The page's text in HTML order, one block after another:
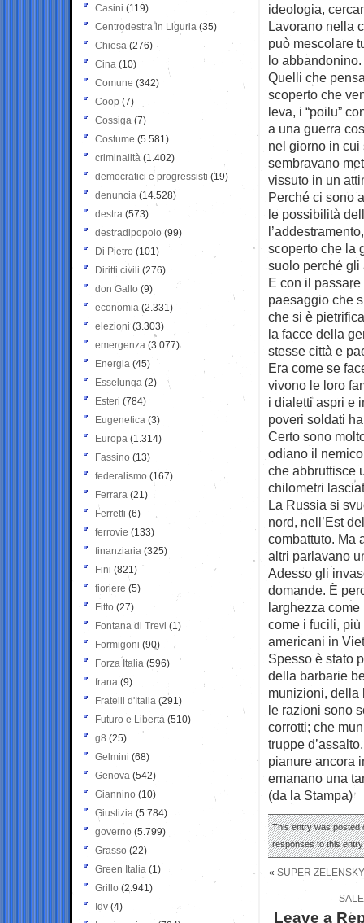
ideologia,
Lavorano nella
può mescolare
lo
Quelli che
scoperto che
leva, i “poilu”
a una guerra
nel giorno in
sembravano
vissuto in un
Perché ci sono
le possibilità
scoperto che la
suolo perché gli
E con il
paesaggio che
che si è
la facce della
stesse città e
Era come se
vivono le loro
i dialetti aspri e
poveri soldati
Certo sono
odiano il
che abbruttisce
chilometri
La Russia si
nord, nell’Est
combattuto. Ma
altri parlavano
Adesso gli
domande. È
larghezza
come i fucili,
americani in
Spesso è stato
della barbarie
munizioni, della
le razioni sono
corrotti; che
truppe
pianure ancora
emanano una
(da la Stampa)
This entry was posted
responses to this
« SUPER
Leave a
Casini (119)
Centrodestra in Liguria (35)
Chiesa (276)
Cina (10)
Comune (342)
Coop (7)
Cossiga (7)
Costume (5.581)
criminalità (1.402)
democratici e progressisti (19)
denuncia (14.528)
destra (573)
destradipopolo (99)
Di Pietro (101)
Diritti civili (276)
don Gallo (9)
economia (2.331)
elezioni (3.303)
emergenza (3.077)
Energia (45)
Esselunga (2)
Esteri (784)
Eugenetica (3)
Europa (1.314)
Fassino (13)
federalismo (167)
Ferrara (21)
Ferretti (6)
ferrovie (133)
finanziaria (325)
Fini (821)
fioriere (5)
Fitto (27)
Fontana di Trevi (1)
Formigoni (90)
Forza Italia (596)
frana (9)
Fratelli d'Italia (291)
Futuro e Libertà (510)
g8 (25)
Gelmini (68)
Genova (542)
Giannino (10)
Giustizia (5.784)
governo (5.799)
Grasso (22)
Green Italia (1)
Grillo (2.941)
Idv (4)